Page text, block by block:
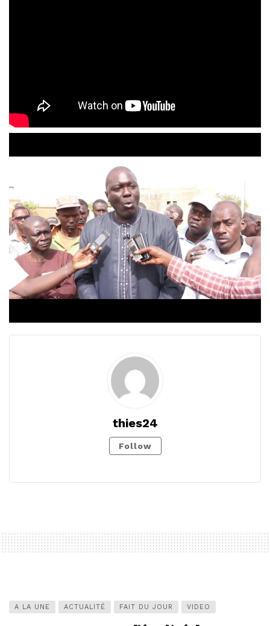
thies24
Follow
A LA UNE ACTUALITÉ FAIT DU JOUR VIDEO